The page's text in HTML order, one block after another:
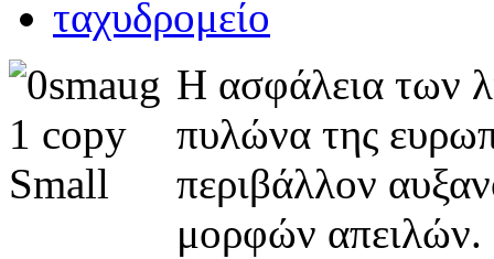
Η ασφάλεια των
πυλώνα της
περιβάλλον
μορφών απειλών.